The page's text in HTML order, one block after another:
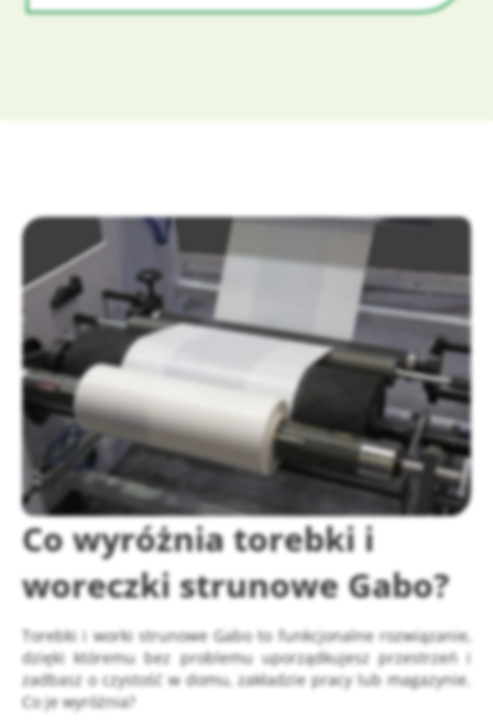
Co wyróżnia torebki i
woreczki strunowe Gabo?
Torebki i worki strunowe Gabo to funkcjonalne rozwiązanie,
dzięki któremu bez problemu uporządkujesz przestrzeń i
zadbasz o czystość w domu, zakładzie pracy lub magazynie.
Co je wyróżnia?